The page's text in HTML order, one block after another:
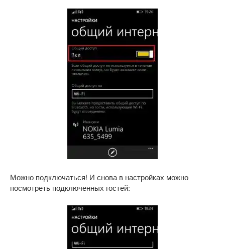
Можно подключаться! И снова в настройках можно
посмотреть подключенных гостей: